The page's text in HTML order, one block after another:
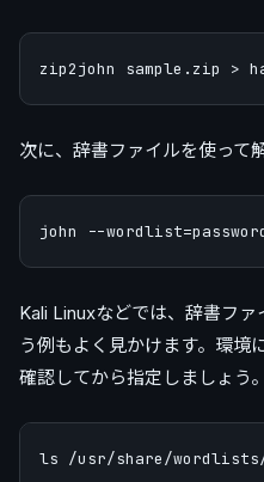
次に、辞書ファイルを使って
Kali Linuxなどでは、辞書ファ
う例もよく見かけます。環境
確認してから指定しましょう。
ls /usr/share/